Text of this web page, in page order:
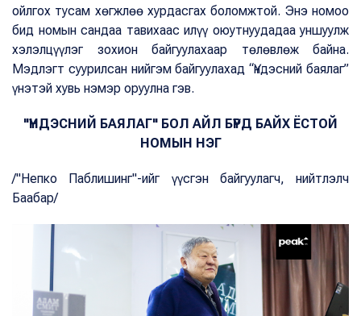
ойлгох тусам хөгжлөө хурдасгах боломжтой. Энэ номоо
бид номын сандаа тавихаас илүү оюутнуудадаа уншуулж
хэлэлцүүлэг зохион байгуулахаар төлөвлөж байна.
Мэдлэгт суурилсан нийгэм байгуулахад “Үндэсний баялаг”
үнэтэй хувь нэмэр оруулна гэв.
"ҮНДЭСНИЙ БАЯЛАГ" БОЛ АЙЛ БҮРД БАЙХ ЁСТОЙ
НОМЫН НЭГ
/"Непко Паблишинг"-ийг үүсгэн байгуулагч, нийтлэлч
Баабар/